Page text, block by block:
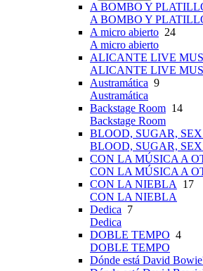
A BOMBO Y
A BOMBO Y
A micro abierto 24
A micro abierto
ALICANTE LIVE
ALICANTE LIVE
Austramática 9
Austramática
Backstage Room 14
Backstage Room
BLOOD, SUGAR,
BLOOD, SUGAR,
CON LA MÚSICA A
CON LA MÚSICA A
CON LA NIEBLA
17
CON LA NIEBLA
Dedica 7
Dedica
DOBLE TEMPO 4
DOBLE TEMPO
Dónde está David